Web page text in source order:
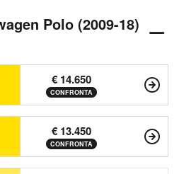
Polo (2009-18)
€ 14.650
CONFRONTA
€ 13.450
CONFRONTA